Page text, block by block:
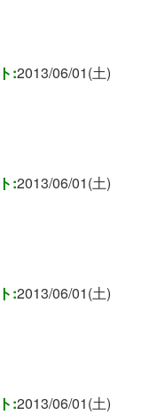
:2013/06/01(土)
:2013/06/01(土)
:2013/06/01(土)
:2013/06/01(土)